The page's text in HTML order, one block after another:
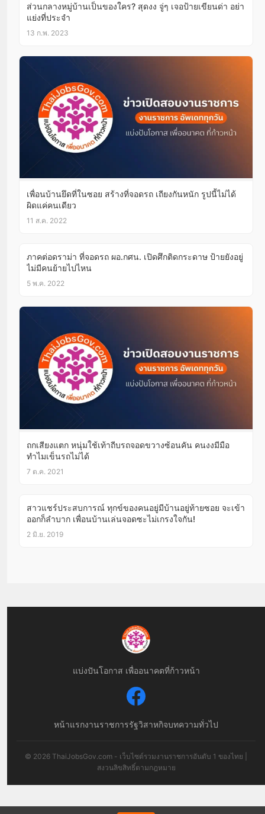
ส่วนกลางหมู่บ้านเป็นของใคร? สุดงง จู่ๆ เจอป้ายเขียนด่า อย่า
แย่งที่ประจำ
13 ก.พ. 2023
เพื่อนบ้านยึดที่ในซอย สร้างที่จอดรถ เถียงกันหนัก รูปนี้ไม่ได้
ผิดแค่คนเดียว
11 ส.ค. 2022
ภาคต่อดราม่า ที่จอดรถ ผอ.กศน. เปิดศึกติดกระดาษ ป้ายยังอยู่
ไม่มีคนย้ายไปไหน
5 พ.ค. 2022
ถกเสียงแตก หนุ่มใช้เท้าถีบรถจอดขวางซ้อนคัน คนงงมีมือ
ทำไมเข็นรถไม่ได้
7 ต.ค. 2021
สาวแชร์ประสบการณ์ ทุกข์ของคนอยู่มีบ้านอยู่ท้ายซอย จะเข้า
ออกก็ลำบาก เพื่อนบ้านเล่นจอดซะไม่เกรงใจกัน!
2 มิ.ย. 2019
แบ่งปันโอกาส เพื่ออนาคตที่ก้าวหน้า
หน้าแรกงานราชการรัฐวิสาหกิจบทความทั่วไป
© 2026 ThaiJobsGov.com - เว็บไซต์รวมงานราชการอันดับ 1 ของไทย |
สงวนลิขสิทธิ์ตามกฎหมาย